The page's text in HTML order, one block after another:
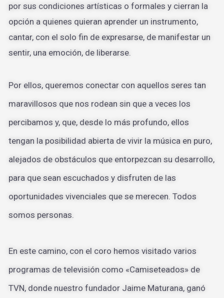
por sus condiciones artísticas o formales y cierran la
opción a quienes quieran aprender un instrumento,
cantar, con el solo fin de expresarse, de manifestar un
sentir, una emoción, de liberarse.
Por ellos, queremos conectar con aquellos seres tan
maravillosos que nos rodean sin que a veces los
percibamos y, que, desde lo más profundo, ellos
tengan la posibilidad abierta de vivir la música en puro,
alejados de obstáculos que entorpezcan su desarrollo,
para que sean escuchados y disfruten de las
oportunidades vivenciales que se merecen. Todos
somos personas.
En este camino, con el coro hemos visitado varios
programas de televisión como «Camiseteados» de
TVN, donde nuestro fundador Jaime Maturana, ganó